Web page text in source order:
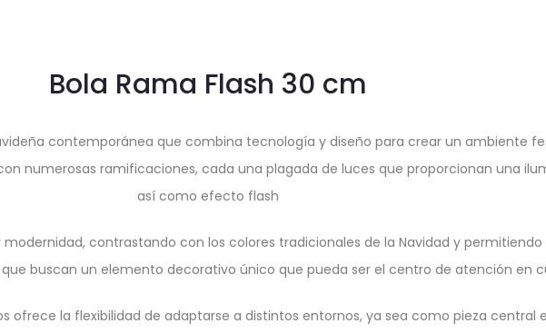
Bola Rama Flash 30 cm
contemporánea que combina tecnología y diseño para crear un ambiente
numerosas ramificaciones, cada una plagada de luces que proporcionan una
así como efecto flash
contrastando con los colores tradicionales de la Navidad y
que buscan un elemento decorativo único que pueda ser el centro de atención en
ofrece la flexibilidad de adaptarse a distintos entornos, ya sea como pieza central